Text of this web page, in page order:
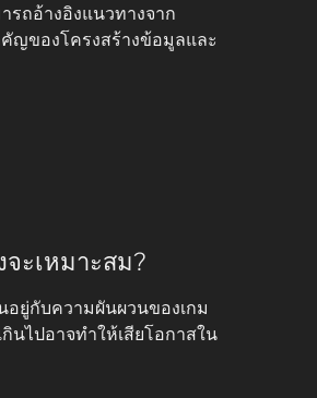
รถอ้างอิงแนวทางจาก
ญของโครงสร้างข้อมูลและ
จะเหมาะสม?
ยู่กับความผันผวนของเกม
นไปอาจทำให้เสียโอกาสใน